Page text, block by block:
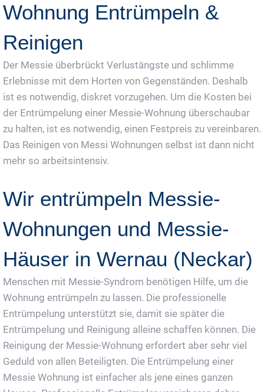
Wohnung Entrümpeln &
Reinigen
Der Messie überbrückt Verlustängste und schlimme
Erlebnisse mit dem Horten von Gegenständen. Deshalb
ist es notwendig, diskret vorzugehen. Um die Kosten bei
der Entrümpelung einer Messie-Wohnung überschaubar
zu halten, ist es notwendig, einen Festpreis zu vereinbaren.
Das Reinigen von Messi Wohnungen selbst ist dann nicht
mehr so arbeitsintensiv.
Wir entrümpeln Messie-
Wohnungen und Messie-
Häuser in Wernau (Neckar)
Menschen mit Messie-Syndrom benötigen Hilfe, um die
Wohnung entrümpeln zu lassen. Die professionelle
Entrümpelung unterstützt sie, damit sie später die
Entrümpelung und Reinigung alleine schaffen können. Die
Reinigung der Messie-Wohnung erfordert aber sehr viel
Geduld von allen Beteiligten. Die Entrümpelung einer
Messie Wohnung ist einfacher als jene eines ganzen